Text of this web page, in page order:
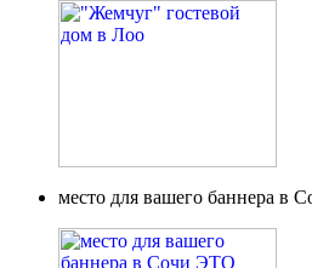
место для вашего